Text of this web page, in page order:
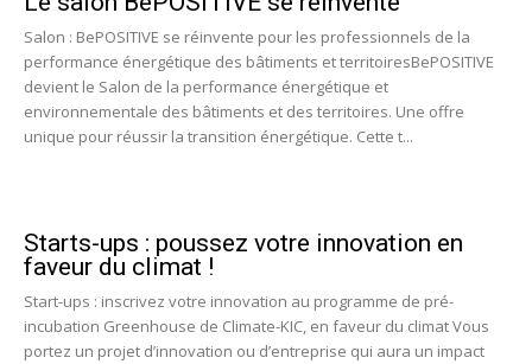
Salon : BePOSITIVE se réinvente pour les professionnels de la
performance énergétique des bâtiments et territoiresBePOSITIVE
devient le Salon de la performance énergétique et
environnementale des bâtiments et des territoires. Une offre
unique pour réussir la transition énergétique. Cette t...
Starts-ups : poussez votre innovation en
faveur du climat !
Start-ups : inscrivez votre innovation au programme de pré-
incubation Greenhouse de Climate-KIC, en faveur du climat Vous
portez un projet d’innovation ou d’entreprise qui aura un impact